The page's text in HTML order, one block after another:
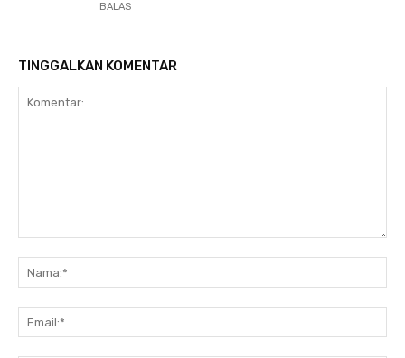
BALAS
TINGGALKAN KOMENTAR